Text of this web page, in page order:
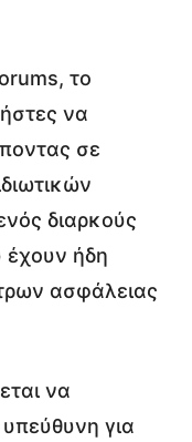
το
να
σε
διαρκούς
έχουν ήδη
ασφάλειας
να
για